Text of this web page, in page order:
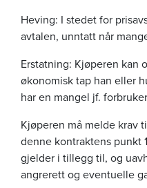
Heving: I stedet for
avtalen, unntatt når
Erstatning: Kjøperen kan
økonomisk tap han eller
har en mangel jf.
Kjøperen må melde krav
denne kontraktens punkt
gjelder i tillegg til, og
angrerett og eventuelle